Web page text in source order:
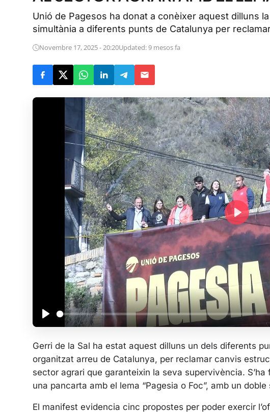
Unió de Pagesos ha donat a conèixer aquest dilluns
simultània a diferents punts de Catalunya per
Novembre 17, 2025 - 20:20Updated: 9 mesos fa
P
a
y
P
l
y
Gerri de la Sal ha estat aquest dilluns un dels diferents
organitzat arreu de Catalunya, per reclamar canvis
sector agrari que garanteixin la seva supervivència.
una pancarta amb el lema “Pagesia o Foc”, amb un
El manifest evidencia cinc propostes per poder exercir